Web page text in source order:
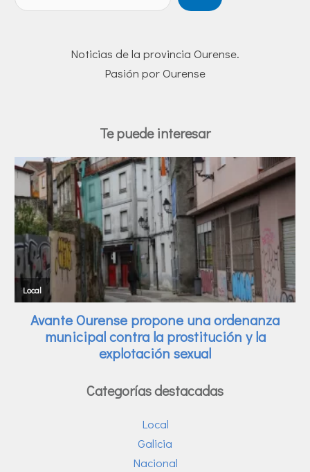
Noticias de la provincia Ourense.
Pasión por Ourense
Te puede interesar
Categorías destacadas
Local
Galicia
Nacional